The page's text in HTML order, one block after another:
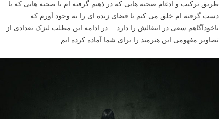
طریق ترکیب و ادغام صحنه هایی که در ذهنم گرفته ام با صحنه هایی که با
دست گرفته ام خلق می کنم تا فضای زنده ای را به وجود آورم که
ناخودآگاهم سعی در انتقالش را دارد… در ادامه این مطلب لنزک تعدادی از
تصاویر مفهومی این هنرمند را برای شما آماده کرده ایم.